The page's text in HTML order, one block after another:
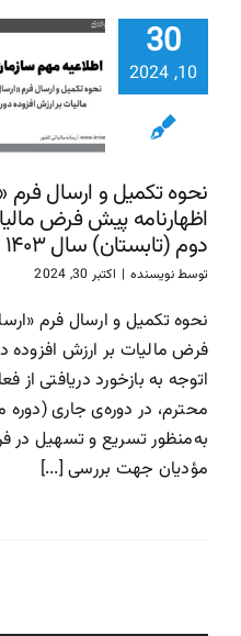
30
10, 2024
نحوه تکمیل و ارسال فرم
اظهارنامه پیش فرض
دوم (تابستان) سال ۱۴۰۳
توسطنویسنده | اکتبر 30, 2024
نحوه تکمیل و ارسال فرم
اتوجه به بازخورد دریافتی از
به‌منظور تسریع و تسهیل در
مؤدیان جهت بررسی [...]